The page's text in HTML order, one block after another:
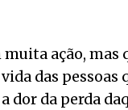
ação,
das
dor da perda